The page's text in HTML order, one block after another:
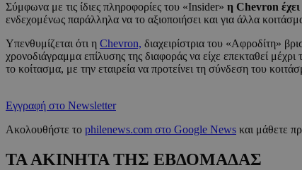
Σύμφωνα με τις ίδιες πληροφορίες του «Insider» η Chevron έχει
ενδεχομένως παράλληλα να το αξιοποιήσει και για άλλα
Υπενθυμίζεται ότι η Chevron, διαχειρίστρια του «Αφροδίτη»
χρονοδιάγραμμα επίλυσης της διαφοράς να είχε επεκταθεί
το κοίτασμα, με την εταιρεία να προτείνει τη σύνδεση του
Εγγραφή στο Newsletter
Ακολουθήστε το philenews.com στο Google News και μάθετε
ΤΑ ΑΚΙΝΗΤΑ ΤΗΣ ΕΒΔΟΜΑΔΑΣ